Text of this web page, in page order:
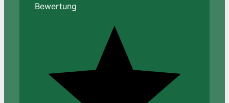
Bewertung